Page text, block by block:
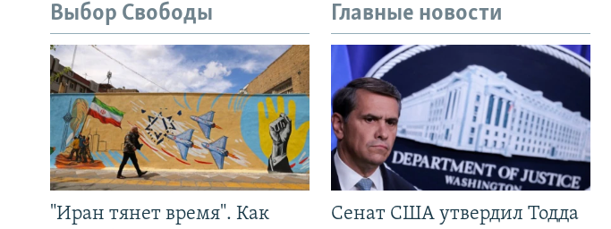
Выбор Свободы
"Иран тянет время". Как
Главные новости
Сенат США утвердил Тодда